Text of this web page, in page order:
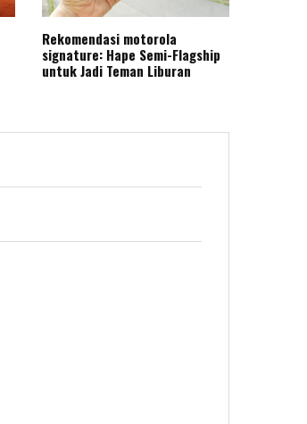
Rekomendasi motorola
signature: Hape Semi-Flagship
untuk Jadi Teman Liburan